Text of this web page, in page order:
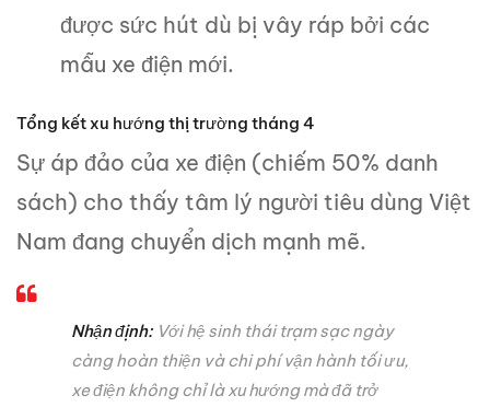
được sức hút dù bị vây ráp bởi các
mẫu xe điện mới.
Tổng kết xu hướng thị trường tháng 4
Sự áp đảo của xe điện (chiếm 50% danh
sách) cho thấy tâm lý người tiêu dùng Việt
Nam đang chuyển dịch mạnh mẽ.
Nhận định: Với hệ sinh thái trạm sạc ngày
càng hoàn thiện và chi phí vận hành tối ưu,
xe điện không chỉ là xu hướng mà đã trở